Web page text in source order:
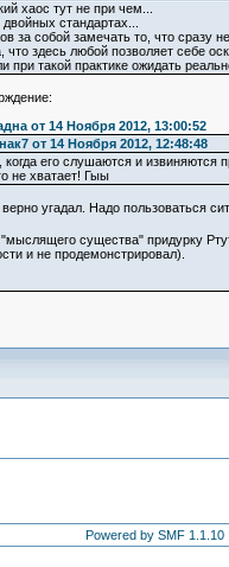
хаос тут не при чем...
стандартах...
за собой замечать то, что сразу
что здесь любой позволяет себе
при такой практике ожидать
от 14 Ноября 2012, 13:00:52
от 14 Ноября 2012, 12:48:48
когда его слушаются и извиняются
не хватает! Гыы
угадал. Надо пользоваться
существа" придурку
и не продемонстрировал).
Powered by SMF 1.1.10